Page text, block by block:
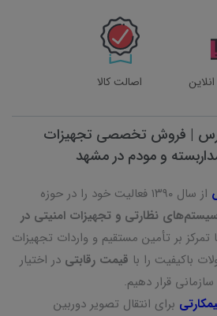
اصالت کالا
پارس | فروش تخصصی تجهیزات
و مودم در مشهد
از سال ۱۳۹۰ فعالیت خود را در حوزه
نظارتی و تجهیزات امنیتی در
تمرکز بر تأمین مستقیم و واردات تجهیزات
باکیفیت را با قیمت رقابتی در اختیار
قرار دهیم.
برای انتقال تصویر دوربین